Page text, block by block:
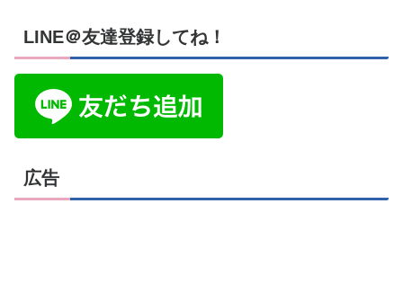
LINE＠友達登録してね！
広告